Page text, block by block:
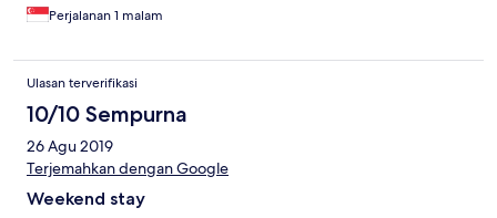
Perjalanan 1 malam
Ulasan terverifikasi
10/10 Sempurna
26 Agu 2019
Terjemahkan dengan Google
Weekend stay